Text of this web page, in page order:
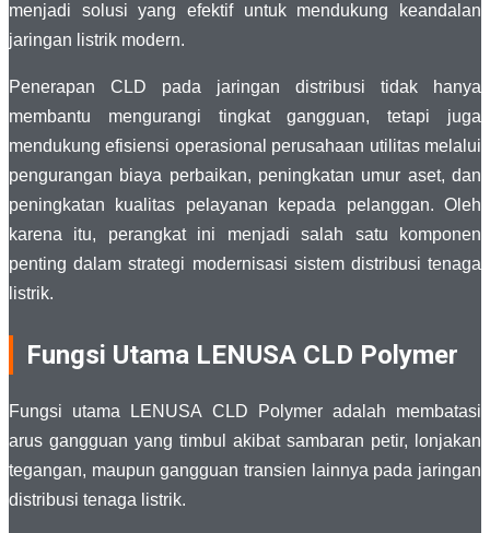
menjadi solusi yang efektif untuk mendukung keandalan
jaringan listrik modern.
Penerapan CLD pada jaringan distribusi tidak hanya
membantu mengurangi tingkat gangguan, tetapi juga
mendukung efisiensi operasional perusahaan utilitas melalui
pengurangan biaya perbaikan, peningkatan umur aset, dan
peningkatan kualitas pelayanan kepada pelanggan. Oleh
karena itu, perangkat ini menjadi salah satu komponen
penting dalam strategi modernisasi sistem distribusi tenaga
listrik.
Fungsi Utama LENUSA CLD Polymer
Fungsi utama LENUSA CLD Polymer adalah membatasi
arus gangguan yang timbul akibat sambaran petir, lonjakan
tegangan, maupun gangguan transien lainnya pada jaringan
distribusi tenaga listrik.